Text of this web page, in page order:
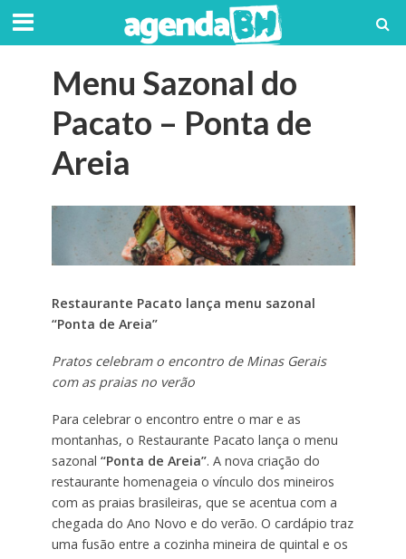
Menu Sazonal do
Pacato – Ponta de
Areia
Restaurante Pacato lança menu sazonal
“Ponta de Areia”
Pratos celebram o encontro de Minas Gerais
com as praias no verão
Para celebrar o encontro entre o mar e as
montanhas, o Restaurante Pacato lança o menu
sazonal “Ponta de Areia”. A nova criação do
restaurante homenageia o vínculo dos mineiros
com as praias brasileiras, que se acentua com a
chegada do Ano Novo e do verão. O cardápio traz
uma fusão entre a cozinha mineira de quintal e os